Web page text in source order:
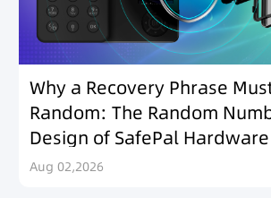
Why a Recovery Phrase
Random: The Random
Design of SafePal
Aug 02,2026